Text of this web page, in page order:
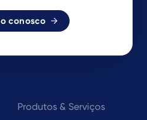
conosco
Produtos & Serviços